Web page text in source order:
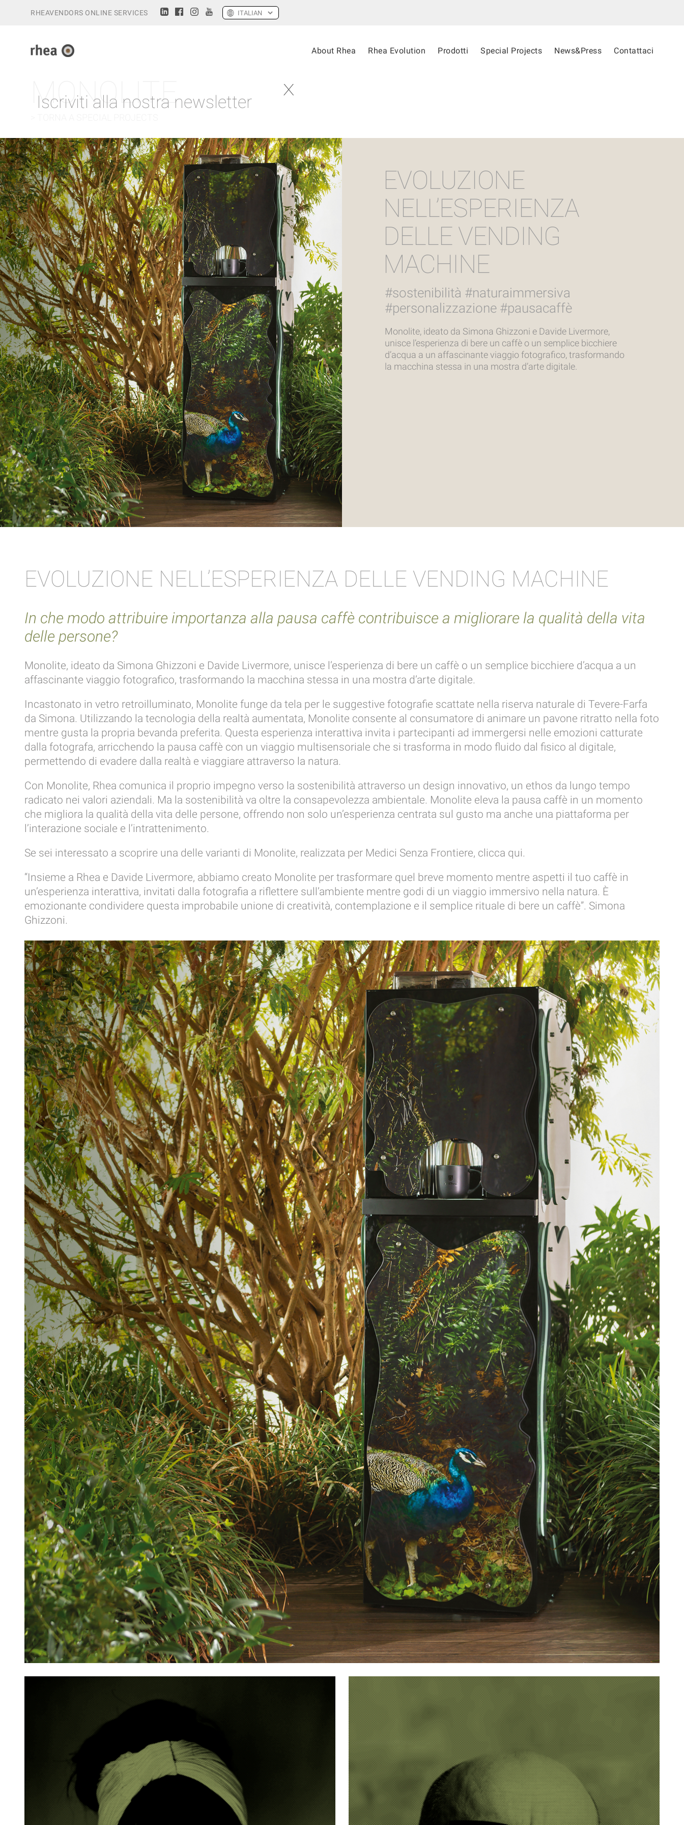
RHEAVENDORS ONLINE SERVICES
About Rhea Rhea Evolution Prodotti Special Projects News&Press Contattaci
Iscriviti alla nostra newsletter
MONOLITE
EVOLUZIONE
NELL’ESPERIENZA
DELLE VENDING
MACHINE
#sostenibilità #naturaimmersiva
#personalizzazione #pausacaffè
Monolite, ideato da Simona Ghizzoni e Davide Livermore,
unisce l’esperienza di bere un caffè o un semplice bicchiere
d’acqua a un affascinante viaggio fotografico, trasformando
la macchina stessa in una mostra d’arte digitale.
EVOLUZIONE NELL’ESPERIENZA DELLE VENDING MACHINE
In che modo attribuire importanza alla pausa caffè contribuisce a migliorare la qualità della vita
delle persone?
Monolite, ideato da Simona Ghizzoni e Davide Livermore, unisce l’esperienza di bere un caffè o un semplice bicchiere d’acqua a un
affascinante viaggio fotografico, trasformando la macchina stessa in una mostra d’arte digitale.
Incastonato in vetro retroilluminato, Monolite funge da tela per le suggestive fotografie scattate nella riserva naturale di Tevere-Farfa
da Simona. Utilizzando la tecnologia della realtà aumentata, Monolite consente al consumatore di animare un pavone ritratto nella foto
mentre gusta la propria bevanda preferita. Questa esperienza interattiva invita i partecipanti ad immergersi nelle emozioni catturate
dalla fotografa, arricchendo la pausa caffè con un viaggio multisensoriale che si trasforma in modo fluido dal fisico al digitale,
permettendo di evadere dalla realtà e viaggiare attraverso la natura.
Con Monolite, Rhea comunica il proprio impegno verso la sostenibilità attraverso un design innovativo, un ethos da lungo tempo
radicato nei valori aziendali. Ma la sostenibilità va oltre la consapevolezza ambientale. Monolite eleva la pausa caffè in un momento
che migliora la qualità della vita delle persone, offrendo non solo un’esperienza centrata sul gusto ma anche una piattaforma per
l’interazione sociale e l’intrattenimento.
Se sei interessato a scoprire una delle varianti di Monolite, realizzata per Medici Senza Frontiere, clicca qui.
“Insieme a Rhea e Davide Livermore, abbiamo creato Monolite per trasformare quel breve momento mentre aspetti il tuo caffè in
un’esperienza interattiva, invitati dalla fotografia a riflettere sull’ambiente mentre godi di un viaggio immersivo nella natura. È
emozionante condividere questa improbabile unione di creatività, contemplazione e il semplice rituale di bere un caffè”. Simona
Ghizzoni.